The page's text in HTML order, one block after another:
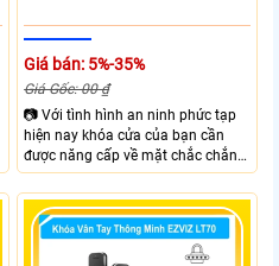
Giá bán: 5%-35%
Giá Gốc: 00 ₫
📷 Với tình hình an ninh phức tạp
hiện nay khóa cửa của bạn cần
được năng cấp về mặt chắc chắn
và công nghệ giúp đảm bảo an
ninh và kiểm soát ra vào hiệu quả
hơn. Với Khóa Cửa An Ninh EZVIZ
DL05 bạn sẽ sở hữu khóa cửa với 6
hình thức mở khóa và nhiều chức